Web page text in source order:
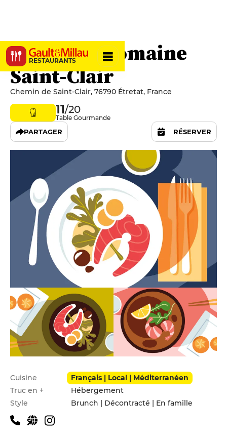
RESTAURANTS
Racines - Domaine
Saint-Clair
Chemin de Saint-Clair, 76790 Étretat, France
11/20
Table Gourmande
PARTAGER RÉSERVER
Infos pratiques
Cuisine
Français | Local | Méditerranéen
Truc en +
Hébergement
Style
Brunch | Décontracté | En famille